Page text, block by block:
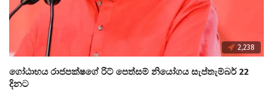
2,238
ගෝඨාභය රාජපක්ෂගේ රිට් පෙත්සම් නියෝගය සැප්තැම්බර් 22
දිනට